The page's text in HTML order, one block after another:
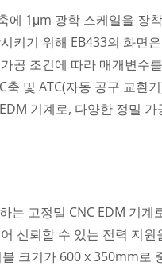
에 1μm 광학 스케일을 장
키기 위해 EB433의 화면
공 조건에 따라 매개변수
및 ATC(자동 공구 교환
기계로, 다양한 정밀
는 고정밀 CNC EDM 기계
신뢰할 수 있는 전력 지원
크기가 600 x 350mm로
와